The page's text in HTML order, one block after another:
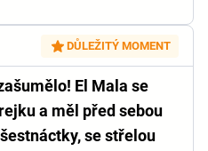
DŮLEŽITÝ MOMENT
El Mala se
a měl před sebou
se střelou